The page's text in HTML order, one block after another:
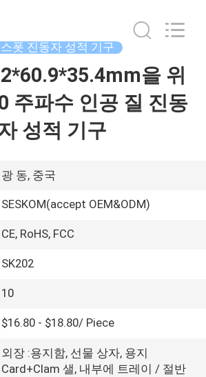
스폿 진동자 성적 기구
을 위
주파수 인공 질 진동
성적 기구
광 동, 중국
SESKOM(accept OEM&ODM)
CE, RoHS, FCC
SK202
10
$16.80 - $18.80/ Piece
외장 :용지함, 선물 상자, 용지
Card+Clam 샐, 내부에 트레이 / 절반